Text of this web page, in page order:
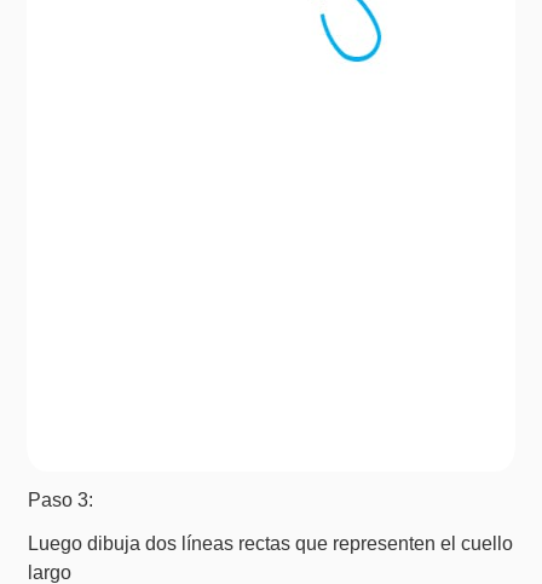
Paso 3:
Luego dibuja dos líneas rectas que representen el cuello
largo